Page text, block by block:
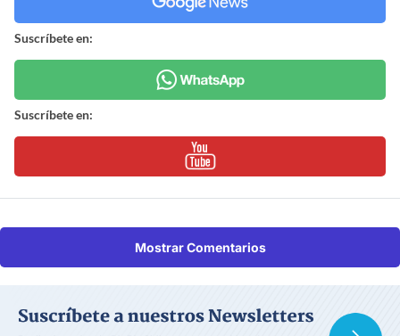
Suscríbete en:
Suscríbete en:
Mostrar Comentarios